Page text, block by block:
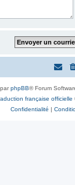
phpBB® Forum
française officielle
Confidentialité |